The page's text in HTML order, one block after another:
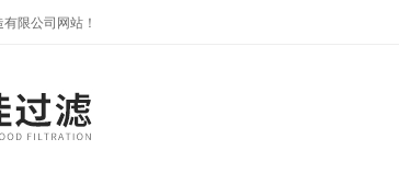
限公司网站！